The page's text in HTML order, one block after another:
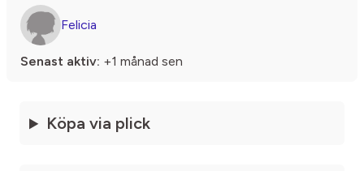
Felicia
Senast aktiv: +1 månad sen
Köpa via plick